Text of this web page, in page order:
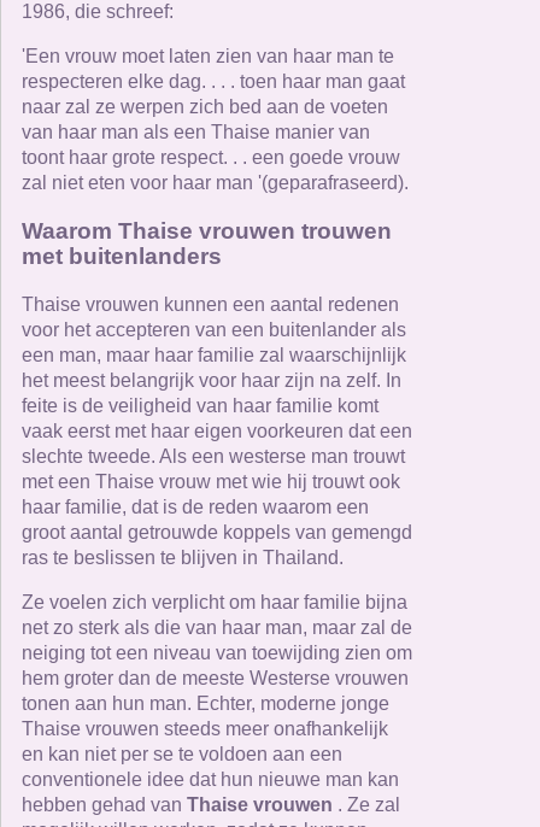
1986, die schreef:
'Een vrouw moet laten zien van haar man te
respecteren elke dag. . . . toen haar man gaat
naar zal ze werpen zich bed aan de voeten
van haar man als een Thaise manier van
toont haar grote respect. . . een goede vrouw
zal niet eten voor haar man '(geparafraseerd).
Waarom Thaise vrouwen trouwen
met buitenlanders
Thaise vrouwen kunnen een aantal redenen
voor het accepteren van een buitenlander als
een man, maar haar familie zal waarschijnlijk
het meest belangrijk voor haar zijn na zelf. In
feite is de veiligheid van haar familie komt
vaak eerst met haar eigen voorkeuren dat een
slechte tweede. Als een westerse man trouwt
met een Thaise vrouw met wie hij trouwt ook
haar familie, dat is de reden waarom een ​​
groot aantal getrouwde koppels van gemengd
ras te beslissen te blijven in Thailand.
Ze voelen zich verplicht om haar familie bijna
net zo sterk als die van haar man, maar zal de
neiging tot een niveau van toewijding zien om
hem groter dan de meeste Westerse vrouwen
tonen aan hun man. Echter, moderne jonge
Thaise vrouwen steeds meer onafhankelijk
en kan niet per se te voldoen aan een
conventionele idee dat hun nieuwe man kan
hebben gehad van Thaise vrouwen . Ze zal